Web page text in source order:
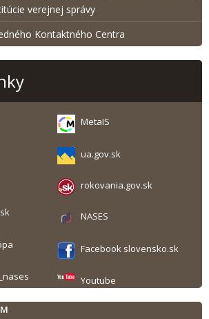
verejnej správy
Kontaktného Centra
MetaIS
ua.gov.sk
rokovania.gov.sk
NASES
Facebook slovensko.sk
Youtube